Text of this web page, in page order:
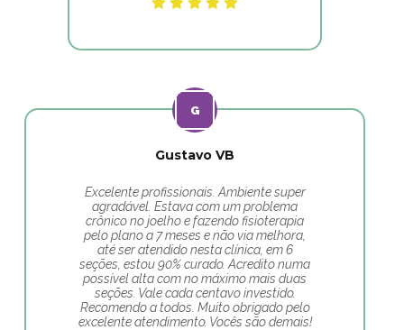
Gustavo VB
Excelente profissionais. Ambiente super
agradável. Estava com um problema
crônico no joelho e fazendo fisioterapia
pelo plano a 7 meses e não via melhora,
até ser atendido nesta clínica, em 6
seções, estou 90% curado. Acredito numa
possível alta com no máximo mais duas
seções. Vale cada centavo investido.
Recomendo a todos. Muito obrigado pelo
excelente atendimento. Vocês são demais!